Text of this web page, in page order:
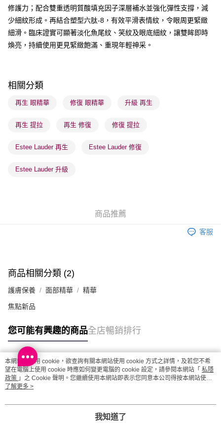
順豐站及營業點 - 確認發貨後1-3個工作天送達
每筆HK$65.00，滿HK$300.00或以上免運費
(香港門市) 只顯示可選門市。確認發貨後2-5個工作天到店，3天內
(澳門門市) 只顯示可選門市。確認發貨後2-5個工作天到店，3天內
每筆HK$20.00，滿HK$100.00或以上免運費
澳門地區配送 - 確認發貨後1-4個工作天送達
修護力；配合雙重透明質酸填充因子深層補水並強化彈性支撐，減
少細紋形成。再結合塑型六肽-8，有效平滑表情紋，令眼周更緊緻
細滑。臨床證實可顯著淡化魚尾紋、笑紋及眼底細紋，讓雙眸即時
煥亮，持續使用更見緊緻飽滿、重現年輕神采。
相關分類
再生 眼精華 修復 眼精華 升級 再生
再生 提拉 再生 修復 修復 提拉
Estee Lauder 再生 Estee Lauder 修復
Estee Lauder 升級
商品推薦
客服
商品相關分類 (2)
護膚保養 面部精華 精華
焦點新品
您可能有興趣的商品全店暢銷排行
熱門標籤
熱銷排行
本網站中使用 cookie，欲查詢有關本網站使用 cookie 方式之詳情，及若您不希
望在電腦上使用 cookie 時應如何變更電腦的 cookie 設定，請參閱本網站「 私隱
政策 」之 Cookie 聲明。您繼續使用本網站即表示您同意本公司得按本網站使用
條款之 Cookie 聲明使用 cookie。
了解更多 >
我知道了